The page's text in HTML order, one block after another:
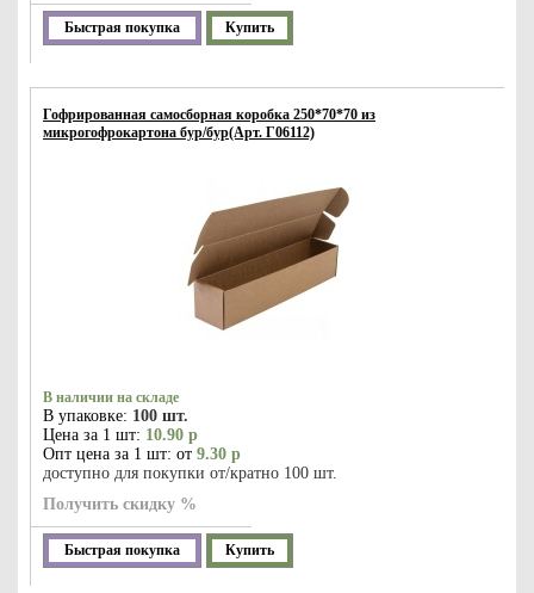
Быстрая покупка Купить
Гофрированная самосборная коробка 250*70*70 из
микрогофрокартона бур/бур(Арт. Г06112)
В наличии на складе
В упаковке: 100 шт.
Цена за 1 шт: 10.90 р
Опт цена за 1 шт: от 9.30 р
доступно для покупки от/кратно 100 шт.
Получить скидку %
Быстрая покупка Купить